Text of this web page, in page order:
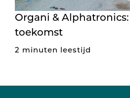
Organi &
toekomst
2 minuten leestijd